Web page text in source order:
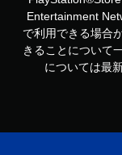
Entertainment
で利用できる場合
きることについて
については最